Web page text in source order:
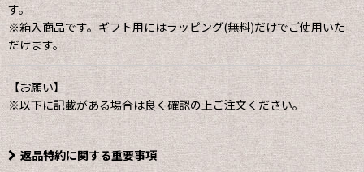
す。
※箱入商品です。ギフト用にはラッピング(無料)だけでご使用いた
だけます。
【お願い】
※以下に記載がある場合は良く確認の上ご注文ください。
返品特約に関する重要事項